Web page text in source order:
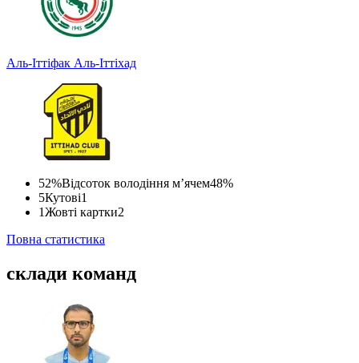
Аль-Іттіфак Аль-Іттіхад
52%Відсоток володіння м’ячем48%
5Кутові1
1Жовті картки2
Повна статистика
склади команд